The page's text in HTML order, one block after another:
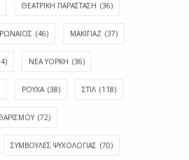
ΘΕΑΤΡΙΚΗ ΠΑΡΑΣΤΑΣΗ (36)
(46) ΜΑΚΙΓΙΑΖ (37)
ΝΕΑ ΥΟΡΚΗ (36)
ΡΟΥΧΑ (38) ΣΤΙΛ (118)
(72)
ΣΥΜΒΟΥΛΕΣ ΨΥΧΟΛΟΓΙΑΣ (70)